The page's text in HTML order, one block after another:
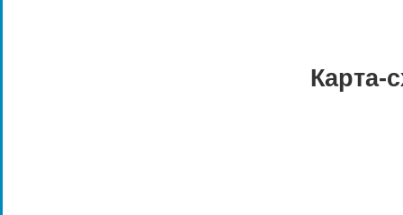
Карта-